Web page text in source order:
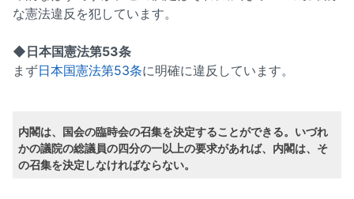
な憲法違反を犯しています。
◆日本国憲法第53条
まず日本国憲法第53条に明確に違反しています。
内閣は、国会の臨時会の召集を決定することができる。いづれ
かの議院の総議員の四分の一以上の要求があれば、内閣は、そ
の召集を決定しなければならない。